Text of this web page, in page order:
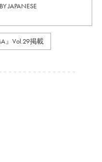
JAPANESE
』Vol.29掲載